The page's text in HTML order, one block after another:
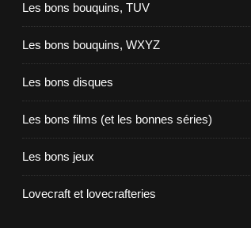
Les bons bouquins, TUV
Les bons bouquins, WXYZ
Les bons disques
Les bons films (et les bonnes séries)
Les bons jeux
Lovecraft et lovecrafteries